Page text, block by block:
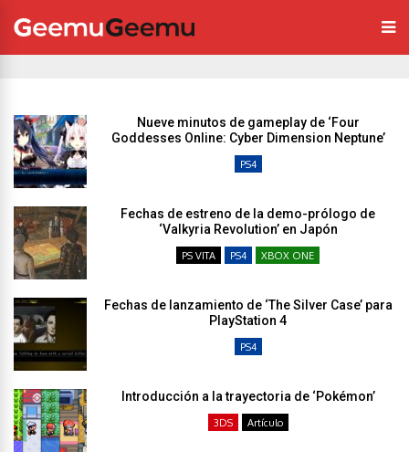
Nueve minutos de gameplay de ‘Four
Goddesses Online: Cyber Dimension Neptune’
PS4
Fechas de estreno de la demo-prólogo de
‘Valkyria Revolution’ en Japón
PS VITA PS4 XBOX ONE
Fechas de lanzamiento de ‘The Silver Case’ para
PlayStation 4
PS4
Introducción a la trayectoria de ‘Pokémon’
3DS Artículo